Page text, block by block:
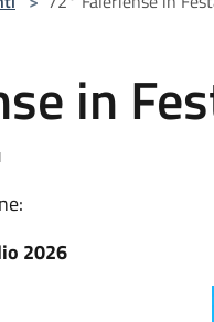
in
2026